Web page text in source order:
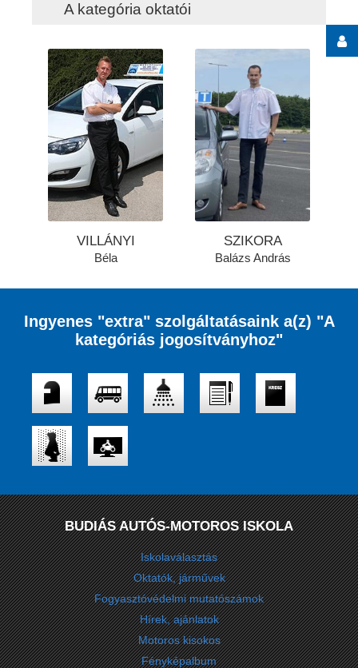
A kategória oktatói
VILLÁNYI
Béla
SZIKORA
Balázs András
Ingyenes "extra" szolgáltatásaink a(z) "A
kategóriás jogosítványhoz"
BUDIÁS AUTÓS-MOTOROS ISKOLA
Iskolaválasztás
Oktatók, járművek
Fogyasztóvédelmi mutatószámok
Hírek, ajánlatok
Motoros kisokos
Fényképalbum